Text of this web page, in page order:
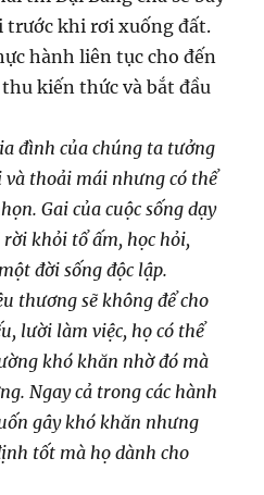
trước khi rơi xuống đất.
hành liên tục cho đến
kiến thức và bắt đầu
đình của chúng ta tưởng
thoải mái nhưng có thể
Gai của cuộc sống dạy
khỏi tổ ấm, học hỏi,
đời sống độc lập.
thương sẽ không để cho
lười làm việc, họ có thể
khó khăn nhờ đó mà
Ngay cả trong các hành
gây khó khăn nhưng
tốt mà họ dành cho